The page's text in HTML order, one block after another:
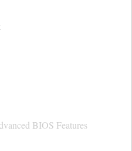
BIOS Features